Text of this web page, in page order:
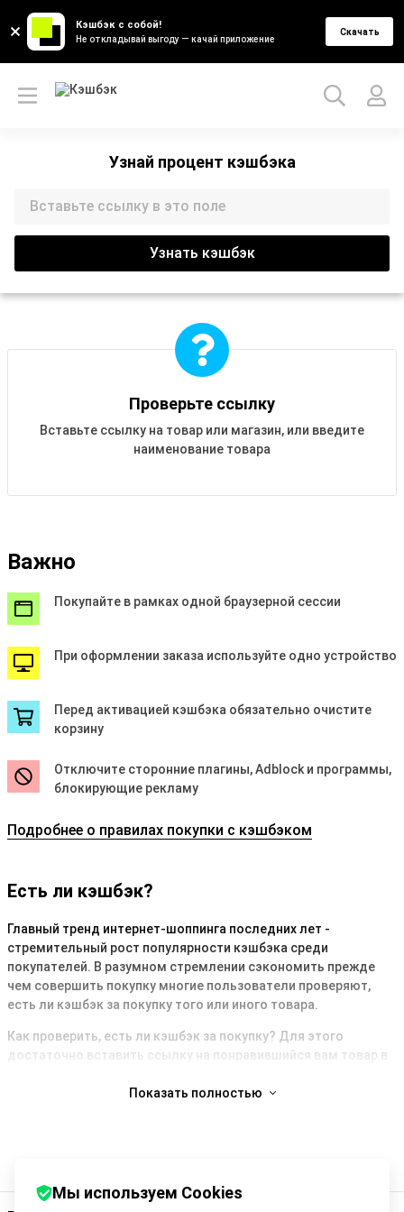
Кэшбэк с собой!
Не откладывай выгоду — качай приложение
Скачать
Узнай процент кэшбэка
Узнать кэшбэк
Проверьте ссылку
Вставьте ссылку на товар или магазин, или введите
наименование товара
Важно
Покупайте в рамках одной браузерной сессии
При оформлении заказа используйте одно устройство
Перед активацией кэшбэка обязательно очистите
корзину
Отключите сторонние плагины, Adblock и программы,
блокирующие рекламу
Подробнее о правилах покупки с кэшбэком
Есть ли кэшбэк?
Главный тренд интернет-шоппинга последних лет -
стремительный рост популярности кэшбэка среди
покупателей. В разумном стремлении сэкономить прежде
чем совершить покупку многие пользователи проверяют,
есть ли кэшбэк за покупку того или иного товара.
Как проверить, есть ли кэшбэк за покупку? Для этого
достаточно вставить ссылку на понравившийся вам товар в
автоматически определит магазин, в котором вы планируете
пройти в магазин нажатием кнопки “Купить с кэшбэком”.
Показать полностью
Мы используем Cookies